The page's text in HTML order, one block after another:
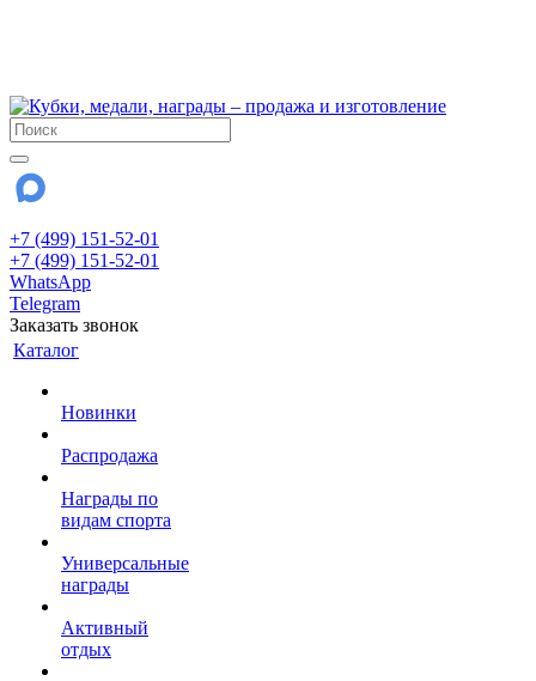
+7 (499) 151-52-01
+7 (499) 151-52-01
WhatsApp
Telegram
Заказать звонок
Каталог
Новинки
Распродажа
Награды по
видам спорта
Универсальные
награды
Активный
отдых